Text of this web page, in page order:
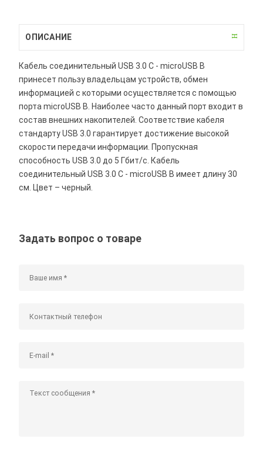
ОПИСАНИЕ
Кабель соединительный USB 3.0 C - microUSB B
принесет пользу владельцам устройств, обмен
информацией с которыми осуществляется с помощью
порта microUSB B. Наиболее часто данный порт входит в
состав внешних накопителей. Соответствие кабеля
стандарту USB 3.0 гарантирует достижение высокой
скорости передачи информации. Пропускная
способность USB 3.0 до 5 Гбит/с. Кабель
соединительный USB 3.0 C - microUSB B имеет длину 30
см. Цвет – черный.
Задать вопрос о товаре